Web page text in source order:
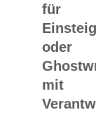
für
oder
mit